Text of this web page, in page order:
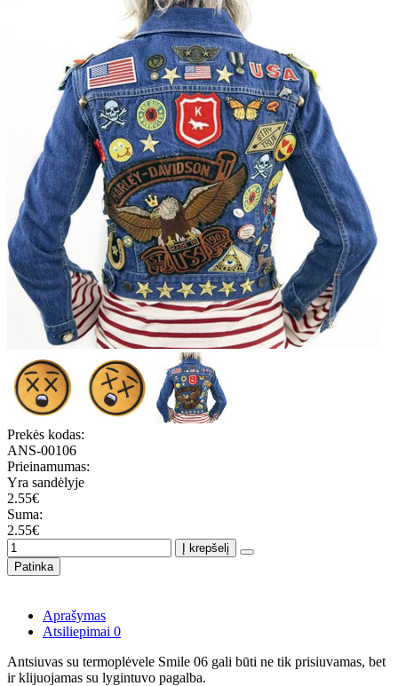
Prekės kodas:
ANS-00106
Prieinamumas:
Yra sandėlyje
2.55€
Suma:
2.55€
Į krepšelį
Patinka
Aprašymas
Atsiliepimai 0
Antsiuvas su termoplėvele Smile 06 gali būti ne tik prisiuvamas, bet
ir klijuojamas su lygintuvo pagalba.